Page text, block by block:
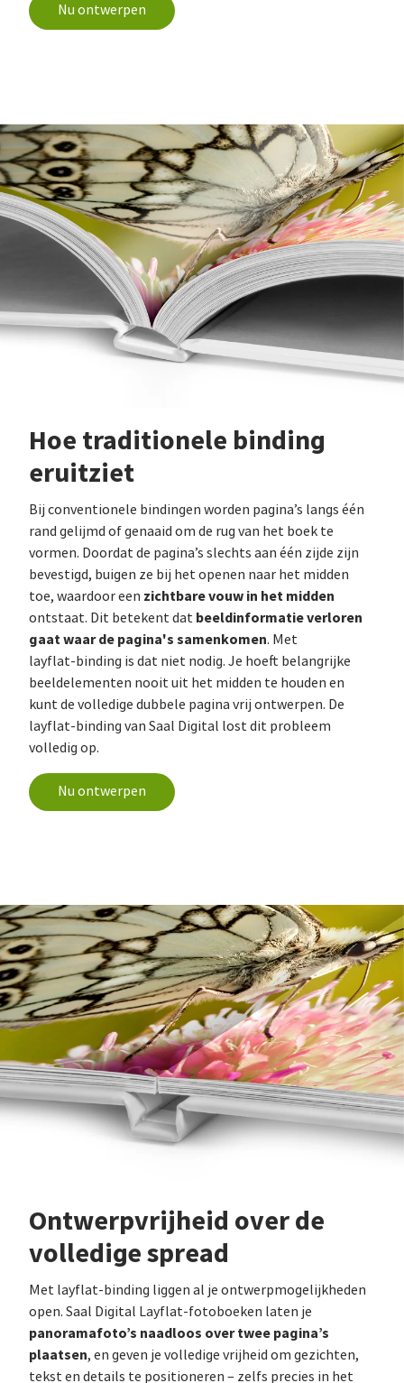
Nu ontwerpen
Hoe traditionele binding
eruitziet
Bij conventionele bindingen worden pagina’s langs één
rand gelijmd of genaaid om de rug van het boek te
vormen. Doordat de pagina’s slechts aan één zijde zijn
bevestigd, buigen ze bij het openen naar het midden
toe, waardoor een zichtbare vouw in het midden
ontstaat. Dit betekent dat beeldinformatie verloren
gaat waar de pagina's samenkomen. Met
layflat‑binding is dat niet nodig. Je hoeft belangrijke
beeldelementen nooit uit het midden te houden en
kunt de volledige dubbele pagina vrij ontwerpen. De
layflat‑binding van Saal Digital lost dit probleem
volledig op.
Nu ontwerpen
Ontwerpvrijheid over de
volledige spread
Met layflat‑binding liggen al je ontwerpmogelijkheden
open. Saal Digital Layflat-fotoboeken laten je
panoramafoto’s naadloos over twee pagina’s
plaatsen, en geven je volledige vrijheid om gezichten,
tekst en details te positioneren – zelfs precies in het